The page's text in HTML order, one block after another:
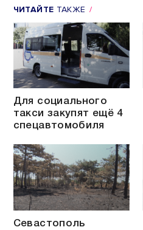
ЧИТАЙТЕ ТАКЖЕ
Для социального
такси закупят ещё 4
спецавтомобиля
Севастополь